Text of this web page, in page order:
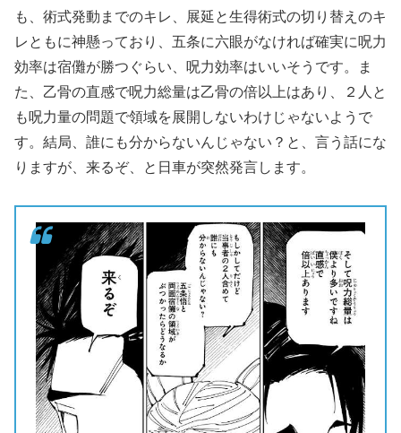
も、術式発動までのキレ、展延と生得術式の切り替えのキ
レともに神懸っており、五条に六眼がなければ確実に呪力
効率は宿儺が勝つぐらい、呪力効率はいいそうです。ま
た、乙骨の直感で呪力総量は乙骨の倍以上はあり、２人と
も呪力量の問題で領域を展開しないわけじゃないようで
す。結局、誰にも分からないんじゃない？と、言う話にな
りますが、来るぞ、と日車が突然発言します。